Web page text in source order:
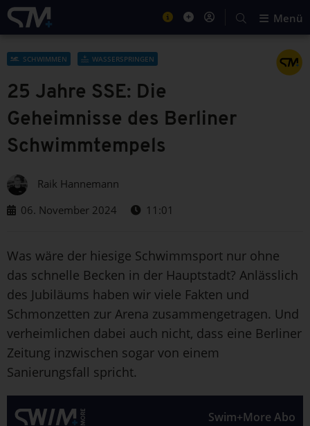
Menü
SCHWIMMEN WASSERSPRINGEN
25 Jahre SSE: Die
Geheimnisse des Berliner
Schwimmtempels
Raik Hannemann
06. November 2024
11:01
Was wäre der hiesige Schwimmsport nur ohne
das schnelle Becken in der Hauptstadt? Anlässlich
des Jubiläums haben wir viele Fakten und
Schmonzetten zur Arena zusammengetragen. Und
verheimlichen dabei auch nicht, dass eine Berliner
Zeitung inzwischen sogar von einem
Sanierungsfall spricht.
Swim+More Abo